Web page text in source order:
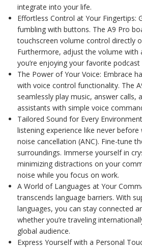
integrate into your life.
Effortless Control at Your Fingertips:
fumbling with buttons. The A9 Pro
touchscreen volume control directly
Furthermore, adjust the volume with
you’re enjoying your favorite
The Power of Your Voice: Embrace
with voice control functionality. The
seamlessly play music, answer calls,
assistants with simple voice
Tailored Sound for Every
listening experience like never
noise cancellation (ANC). Fine-tune
surroundings. Immerse yourself in
minimizing distractions on your
noise while you focus on work.
A World of Languages at Your
transcends language barriers. With
languages, you can stay connected
whether you’re traveling
global audience.
Express Yourself with a Personal